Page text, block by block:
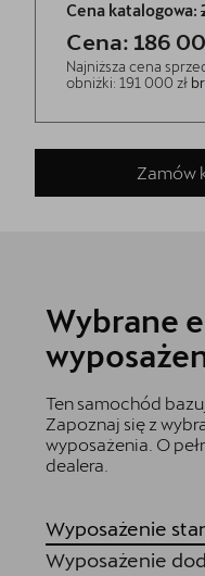
Cena katalogowa:
Cena: 186
Najniższa cena
obniżki: 191 000 zł
Zamów
Wybrane
Ten samochód
Zapoznaj się z
wyposażenia. O
dealera.
Wyposażenie
Wyposażenie